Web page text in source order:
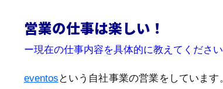
営業の仕事は楽しい！
ー現在の仕事内容を具体的に教えてください
eventos という自社事業の営業をしていま